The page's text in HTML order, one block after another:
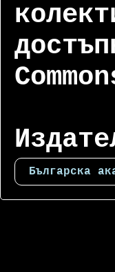
Българска